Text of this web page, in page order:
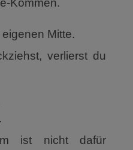
Kommen.
Mitte.
verlierst du
ist nicht dafür